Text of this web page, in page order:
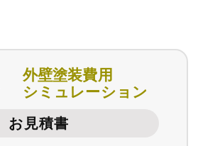
外壁塗装費用
シミュレーション
お見積書